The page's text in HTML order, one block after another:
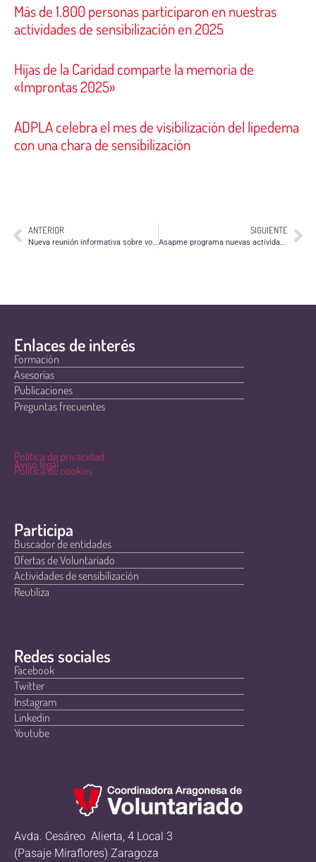
Más de 1.800 personas participaron en nuestras
actividades de sensibilización en 2025
Hijas de la Caridad comparte la memoria de
«Improntas 2025»
ADPLA celebra el mes de visibilización del lipedema
con una chara de sensibilización
ANTERIOR
Nueva reunión informativa sobre voluntariado en Zaragoza
SIGUIENTE
Asapme programa nuevas actividades dentro del proyecto «Zaragoza + Humana»
Enlaces de interés
Formación
Asesorías
Publicaciones
Preguntas frecuentes
Política de privacidad
Aviso legal
Política de cookies
Participa
Buscador de entidades
Ofertas de Voluntariado
Actividades de sensibilización
Reutiliza
Redes sociales
Facebook
Twitter
Instagram
Linkedin
Youtube
Avda. Cesáreo Alierta, 4 Local 3
(Pasaje Miraflores) Zaragoza